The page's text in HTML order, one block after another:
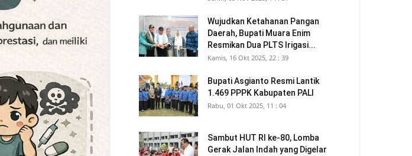
Wujudkan Ketahanan Pangan
Daerah, Bupati Muara Enim
Resmikan Dua PLTS Irigasi...
Kamis, 16 Okt 2025, 22 : 39
Bupati Asgianto Resmi Lantik
1.469 PPPK Kabupaten PALI
Rabu, 01 Okt 2025, 11 : 04
Sambut HUT RI ke-80, Lomba
Gerak Jalan Indah yang Digelar